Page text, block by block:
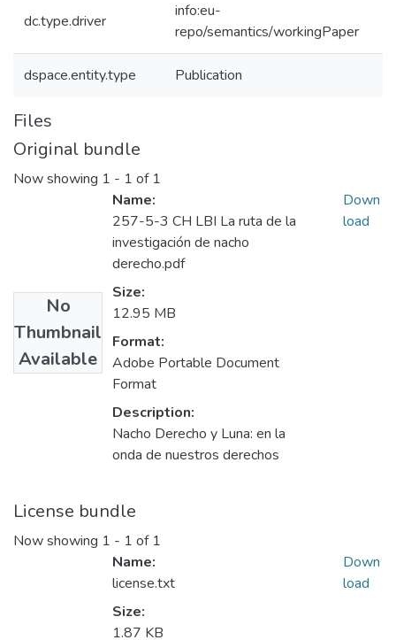
dc.type.driver
info:eu-
repo/semantics/workingPaper
dspace.entity.type Publication
Files
Original bundle
Now showing 1 - 1 of 1
No
Thumbnail
Available
Name:
257-5-3 CH LBI La ruta de la
investigación de nacho
derecho.pdf
Size:
12.95 MB
Format:
Adobe Portable Document
Format
Description:
Nacho Derecho y Luna: en la
onda de nuestros derechos
Down
load
License bundle
Now showing 1 - 1 of 1
Name:
license.txt
Size:
1.87 KB
Down
load